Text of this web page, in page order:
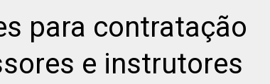
para contratação
e instrutores